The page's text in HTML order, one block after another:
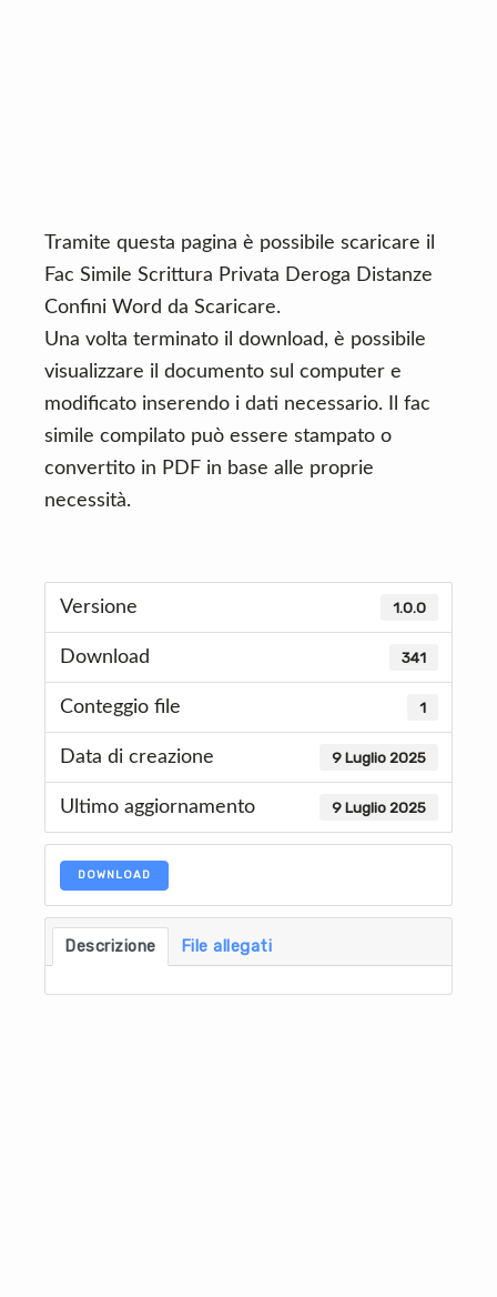
Tramite questa pagina è possibile scaricare il
Fac Simile Scrittura Privata Deroga Distanze
Confini Word da Scaricare.
Una volta terminato il download, è possibile
visualizzare il documento sul computer e
modificato inserendo i dati necessario. Il fac
simile compilato può essere stampato o
convertito in PDF in base alle proprie
necessità.
Versione 1.0.0
Download 341
Conteggio file 1
Data di creazione 9 Luglio 2025
Ultimo aggiornamento 9 Luglio 2025
DOWNLOAD
Descrizione File allegati